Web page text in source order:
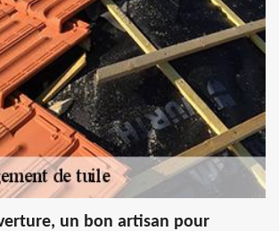
un bon artisan pour